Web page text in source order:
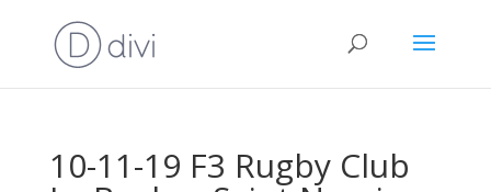
10-11-19 F3 Rugby Club